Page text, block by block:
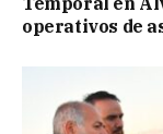
operativos de